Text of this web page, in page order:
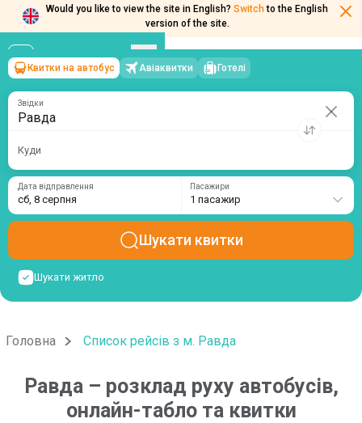
Would you like to view the site in English? Switch to the English
version of the site.
Равда →
сб, 8 серпня/1 пасажир
Квитки на автобус Авіаквитки Готелі
Звідки
Куди
Дата відправлення
сб, 8 серпня
Пасажири
1 пасажир
Шукати квитки
Шукати житло
Головна Список рейсів з м. Равда
Равда – розклад руху автобусів,
онлайн-табло та квитки